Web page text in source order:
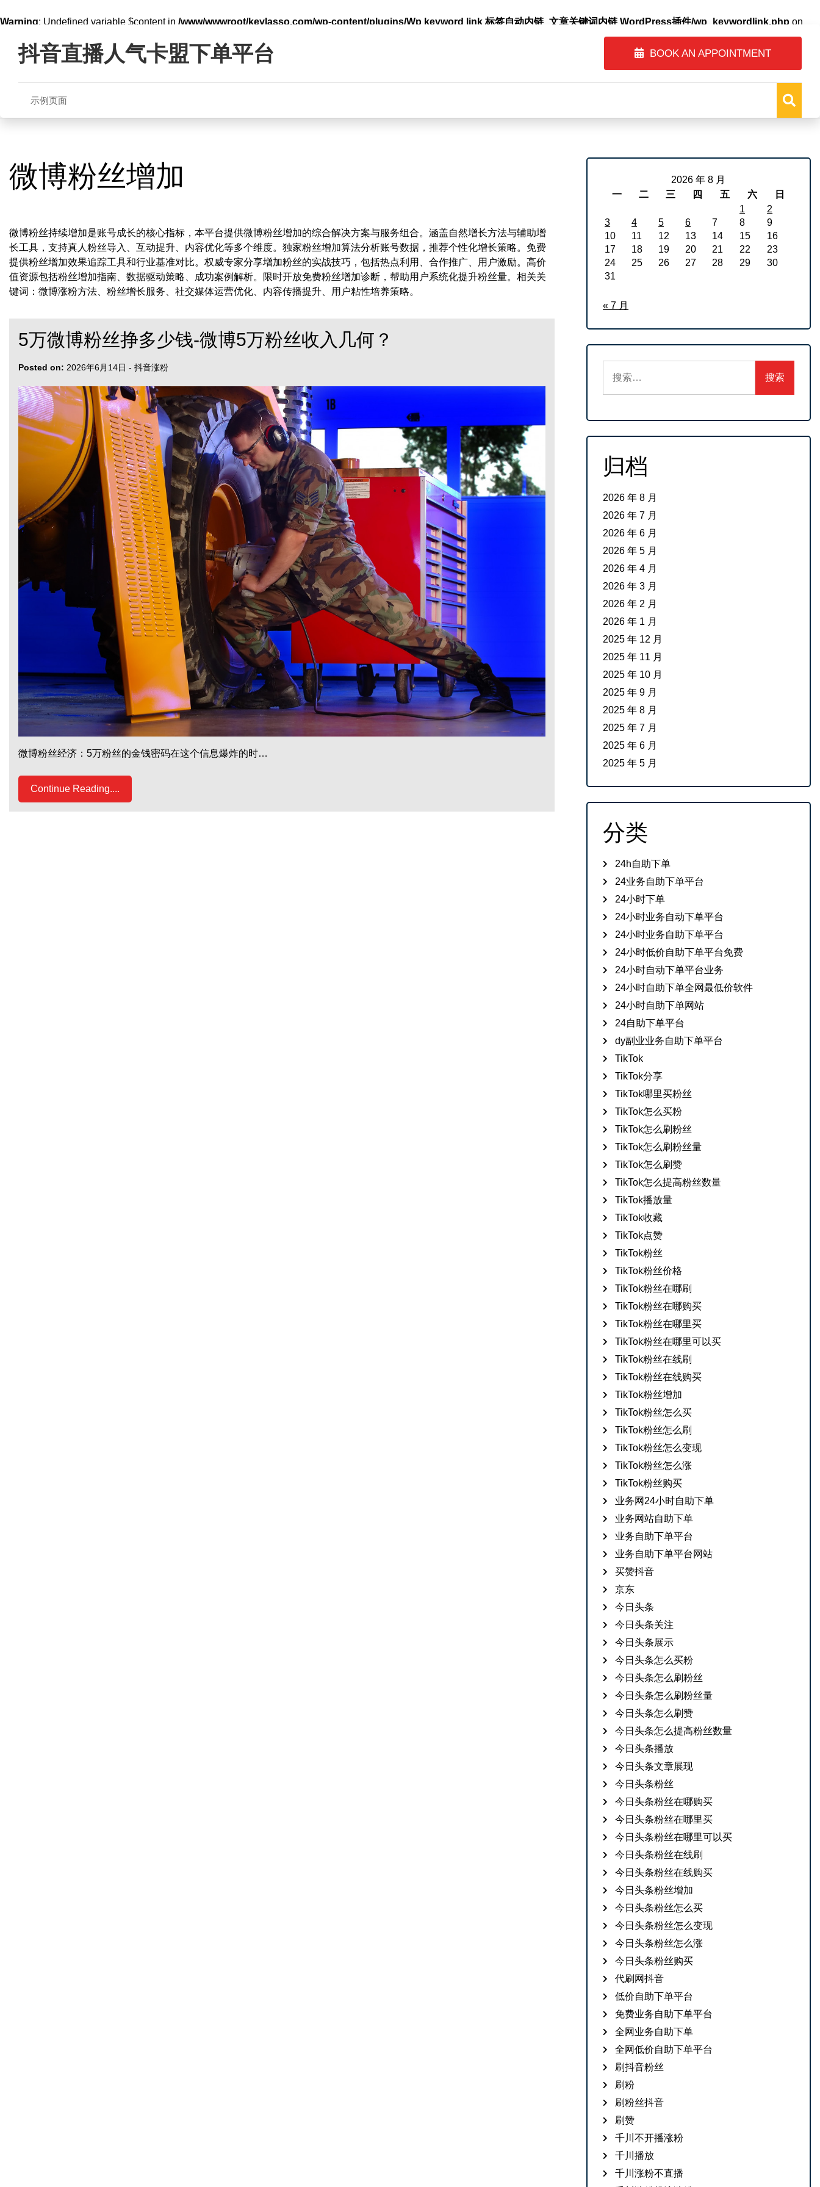
Warning: Undefined variable $content in /www/wwwroot/keylasso.com/wp-content/plugins/Wp keyword link 标签自动内链_文章关键词内链 WordPress插件/wp_keywordlink.php on
content抖音直播人气卡盟下单平台 BOOK AN APPOINTMENT
示例页面
微博粉丝增加
微博粉丝持续增加是账号成长的核心指标，本平台提供微博粉丝增加的综合解决方案与服务组合。涵盖自然增长方法与辅助增
长工具，支持真人粉丝导入、互动提升、内容优化等多个维度。独家粉丝增加算法分析账号数据，推荐个性化增长策略。免费
提供粉丝增加效果追踪工具和行业基准对比。权威专家分享增加粉丝的实战技巧，包括热点利用、合作推广、用户激励。高价
值资源包括粉丝增加指南、数据驱动策略、成功案例解析。限时开放免费粉丝增加诊断，帮助用户系统化提升粉丝量。相关关
键词：微博涨粉方法、粉丝增长服务、社交媒体运营优化、内容传播提升、用户粘性培养策略。
5万微博粉丝挣多少钱-微博5万粉丝收入几何？
Posted on: 2026年6月14日 - 抖音涨粉
微博粉丝经济：5万粉丝的金钱密码在这个信息爆炸的时…
Continue Reading....
2026 年 8 月
一
二 三 四 五 六
日
1
2
3
4 5 6 7 8
9
10
11 12 13 14 15
16
17
18 19 20 21 22
23
24
25 26 27 28 29
30
31
« 7 月
索：
归档
2026 年 8 月
2026 年 7 月
2026 年 6 月
2026 年 5 月
2026 年 4 月
2026 年 3 月
2026 年 2 月
2026 年 1 月
2025 年 12 月
2025 年 11 月
2025 年 10 月
2025 年 9 月
2025 年 8 月
2025 年 7 月
2025 年 6 月
2025 年 5 月
分类
24h自助下单
24业务自助下单平台
24小时下单
24小时业务自动下单平台
24小时业务自助下单平台
24小时低价自助下单平台免费
24小时自动下单平台业务
24小时自助下单全网最低价软件
24小时自助下单网站
24自助下单平台
dy副业业务自助下单平台
TikTok
TikTok分享
TikTok哪里买粉丝
TikTok怎么买粉
TikTok怎么刷粉丝
TikTok怎么刷粉丝量
TikTok怎么刷赞
TikTok怎么提高粉丝数量
TikTok播放量
TikTok收藏
TikTok点赞
TikTok粉丝
TikTok粉丝价格
TikTok粉丝在哪刷
TikTok粉丝在哪购买
TikTok粉丝在哪里买
TikTok粉丝在哪里可以买
TikTok粉丝在线刷
TikTok粉丝在线购买
TikTok粉丝增加
TikTok粉丝怎么买
TikTok粉丝怎么刷
TikTok粉丝怎么变现
TikTok粉丝怎么涨
TikTok粉丝购买
业务网24小时自助下单
业务网站自助下单
业务自助下单平台
业务自助下单平台网站
买赞抖音
京东
今日头条
今日头条关注
今日头条展示
今日头条怎么买粉
今日头条怎么刷粉丝
今日头条怎么刷粉丝量
今日头条怎么刷赞
今日头条怎么提高粉丝数量
今日头条播放
今日头条文章展现
今日头条粉丝
今日头条粉丝在哪购买
今日头条粉丝在哪里买
今日头条粉丝在哪里可以买
今日头条粉丝在线刷
今日头条粉丝在线购买
今日头条粉丝增加
今日头条粉丝怎么买
今日头条粉丝怎么变现
今日头条粉丝怎么涨
今日头条粉丝购买
代刷网抖音
低价自助下单平台
免费业务自助下单平台
全网业务自助下单
全网低价自助下单平台
刷抖音粉丝
刷粉
刷粉丝抖音
刷赞
千川不开播涨粉
千川播放
千川涨粉不直播